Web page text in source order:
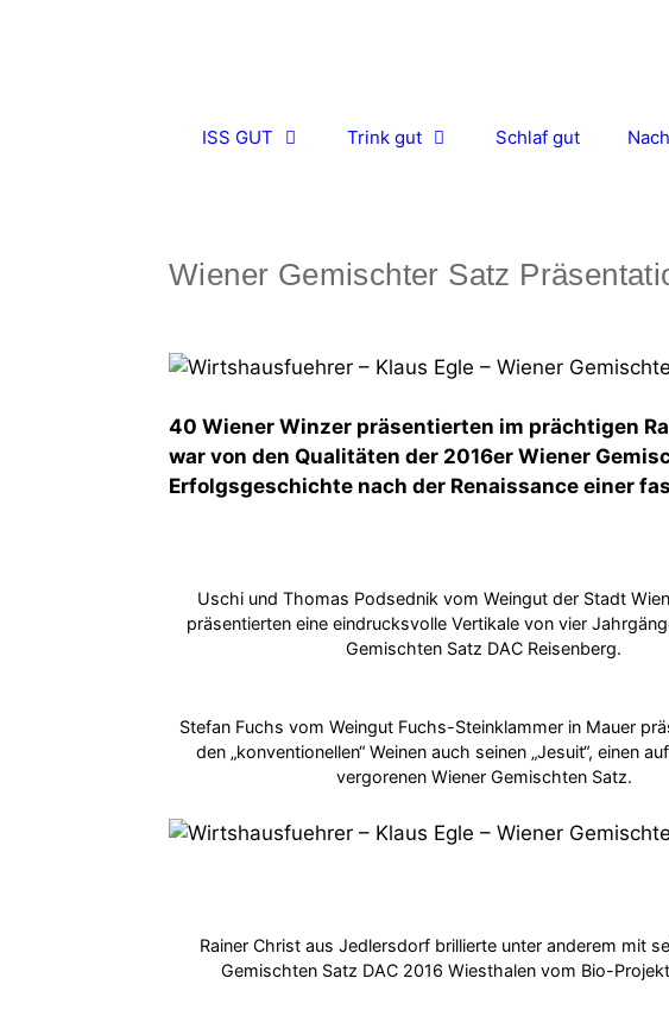
ISS GUT Trink gut Schlaf gut
Wiener Gemischter Satz
40 Wiener Winzer präsentierten im prächtigen
war von den Qualitäten der 2016er Wiener
Erfolgsgeschichte nach der Renaissance einer
Uschi und Thomas Podsednik vom Weingut der Stadt
präsentierten eine eindrucksvolle Vertikale von vier
Gemischten Satz DAC Reisenberg.
Stefan Fuchs vom Weingut Fuchs-Steinklammer in Mauer
den „konventionellen“ Weinen auch seinen „Jesuit“, einen
vergorenen Wiener Gemischten Satz.
Rainer Christ aus Jedlersdorf brillierte unter anderem mit
Gemischten Satz DAC 2016 Wiesthalen vom Bio-